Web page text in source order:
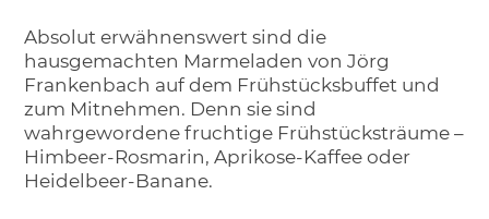
Absolut erwähnenswert sind die
hausgemachten Marmeladen von Jörg
Frankenbach auf dem Frühstücks­buffet und
zum Mitnehmen. Denn sie sind
wahrgewordene fruchtige Frühstücksträume –
Himbeer-Rosmarin, Aprikose-Kaffee oder
Heidelbeer-Banane.